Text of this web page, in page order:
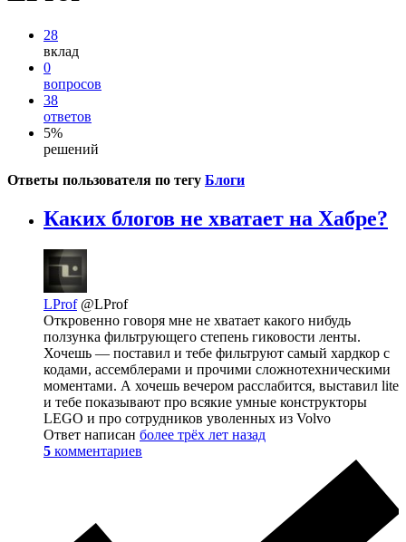
28
вклад
0
вопросов
38
ответов
5%
решений
Ответы пользователя по тегу Блоги
Каких блогов не хватает на Хабре?
LProf @LProf
Откровенно говоря мне не хватает какого нибудь
ползунка фильтрующего степень гиковости ленты.
Хочешь — поставил и тебе фильтруют самый хардкор с
кодами, ассемблерами и прочими сложнотехническими
моментами. А хочешь вечером расслабится, выставил lite
и тебе показывают про всякие умные конструкторы
LEGO и про сотрудников уволенных из Volvo
Ответ написан более трёх лет назад
5 комментариев